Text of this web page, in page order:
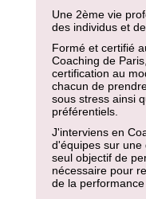
Une 2ème vie
des individus et
Formé et certifié
Coaching de
certification au
chacun de
sous stress ainsi
préférentiels.
J'interviens en
d'équipes sur une
seul objectif de
nécessaire pour
de la